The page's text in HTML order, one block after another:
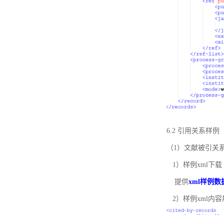
6.2 引用关系样例
（1）文献被引关
1）样例xml下载
提供xml样例数
2）样例xml内容